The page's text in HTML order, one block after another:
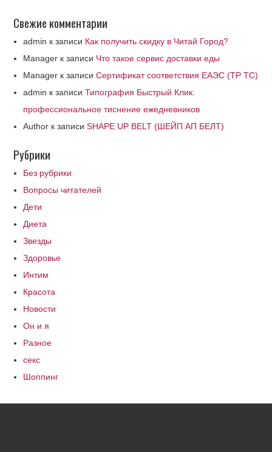
Свежие комментарии
admin к записи Как получить скидку в Читай Город?
Manager к записи Что такое сервис доставки еды
Manager к записиСертификат соответствия ЕАЭС (ТР ТС)
admin к записиТипография Быстрый Клик:
профессиональное тиснение ежедневников
Author к записиSHAPE UP BELT (ШЕЙП АП БЕЛТ)
Рубрики
Без рубрики
Вопросы читателей
Дети
Диета
Звезды
Здоровье
Интим
Красота
Новости
Он и я
Разное
секс
Шоппинг